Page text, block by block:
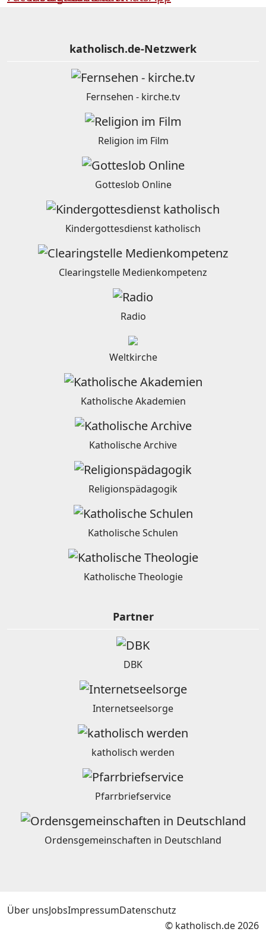
katholisch.de-Netzwerk
Fernsehen - kirche.tv
Religion im Film
Gotteslob Online
Kindergottesdienst katholisch
Clearingstelle Medienkompetenz
Radio
Weltkirche
Katholische Akademien
Katholische Archive
Religionspädagogik
Katholische Schulen
Katholische Theologie
Partner
DBK
Internetseelsorge
katholisch werden
Pfarrbriefservice
Ordensgemeinschaften in Deutschland
Über unsJobsImpressumDatenschutz
© katholisch.de 2026